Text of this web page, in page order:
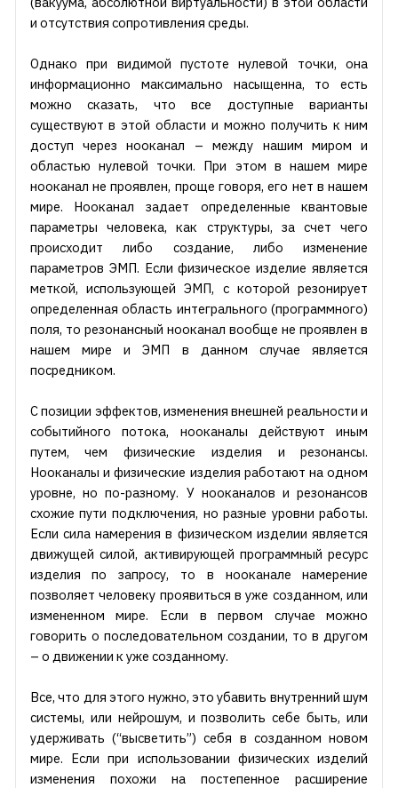
и отсутствия сопротивления среды.
Однако при видимой пустоте нулевой точки, она
информационно максимально насыщенна, то есть
можно сказать, что все доступные варианты
существуют в этой области и можно получить к ним
доступ через нооканал – между нашим миром и
областью нулевой точки. При этом в нашем мире
нооканал не проявлен, проще говоря, его нет в нашем
мире. Нооканал задает определенные квантовые
параметры человека, как структуры, за счет чего
происходит либо создание, либо изменение
параметров ЭМП. Если физическое изделие является
меткой, использующей ЭМП, с которой резонирует
определенная область интегрального (программного)
поля, то резонансный нооканал вообще не проявлен в
нашем мире и ЭМП в данном случае является
посредником.
С позиции эффектов, изменения внешней реальности и
событийного потока, нооканалы действуют иным
путем, чем физические изделия и резонансы.
Нооканалы и физические изделия работают на одном
уровне, но по-разному. У нооканалов и резонансов
схожие пути подключения, но разные уровни работы.
Если сила намерения в физическом изделии является
движущей силой, активирующей программный ресурс
изделия по запросу, то в нооканале намерение
позволяет человеку проявиться в уже созданном, или
измененном мире. Если в первом случае можно
говорить о последовательном создании, то в другом
– о движении к уже созданному.
Все, что для этого нужно, это убавить внутренний шум
системы, или нейрошум, и позволить себе быть, или
удерживать (“высветить”) себя в созданном новом
мире. Если при использовании физических изделий
изменения похожи на постепенное расширение